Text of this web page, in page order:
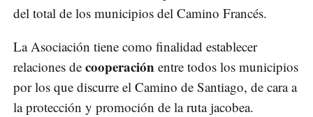
del total de los municipios del Camino Francés.
La Asociación tiene como finalidad establecer
relaciones de cooperación entre todos los municipios
por los que discurre el Camino de Santiago, de cara a
la protección y promoción de la ruta jacobea.